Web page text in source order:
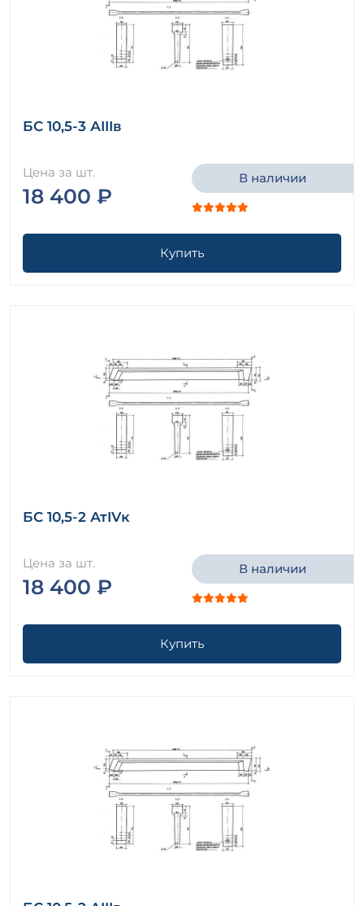
БС 10,5-3 АIIIв
Цена за шт.
18 400 ₽
В наличии
Купить
БС 10,5-2 АтIVк
Цена за шт.
18 400 ₽
В наличии
Купить